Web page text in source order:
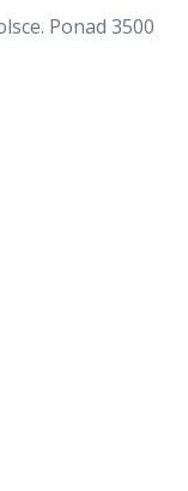
Ponad 3500